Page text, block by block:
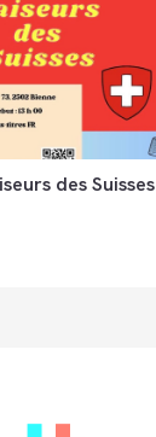
des Suisses